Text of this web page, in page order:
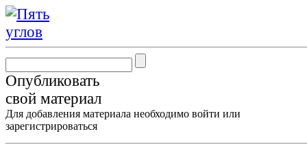
Опубликовать
свой материал
Для добавления материала необходимо войти или
зарегистрироваться